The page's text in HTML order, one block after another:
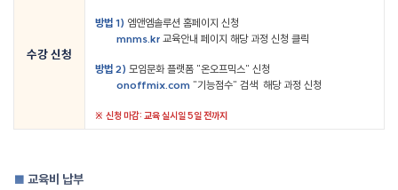
수강 신청
방법 1) 엠앤엠솔루션 홈페이지 신청
mnms.kr 교육안내 페이지 해당 과정 신청 클릭
방법 2) 모임문화 플랫폼 "온오프믹스" 신청
onoffmix.com "기능점수" 검색 해당 과정 신청
※ 신청 마감: 교육 실시일5일 전까지
■ 교육비 납부